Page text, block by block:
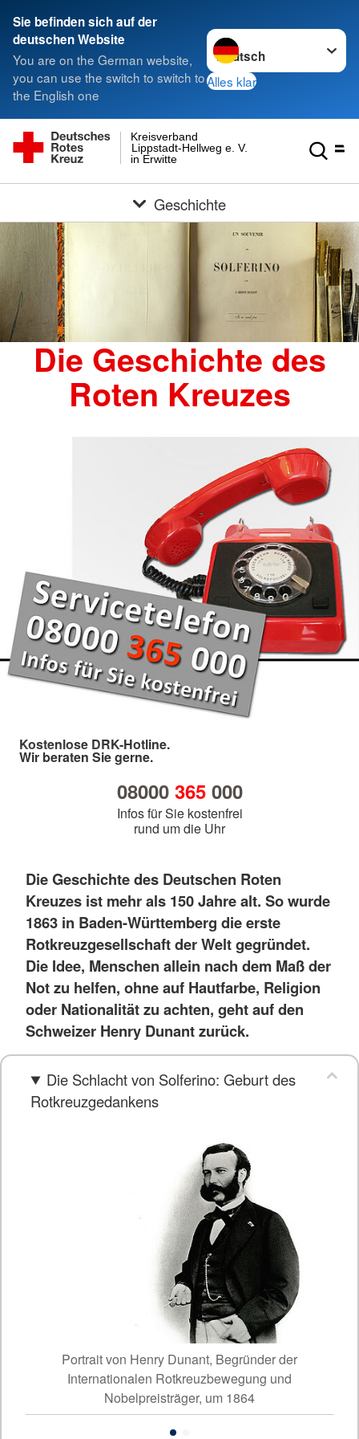
Sie befinden sich auf der
deutschen Website
You are on the German website,
you can use the switch to switch to
the English one
Sprache wechseln zu
Alles klar
in Erwitte
Lippstadt-Hellweg e. V.
Kreisverband
Geschichte
Die Geschichte des
Roten Kreuzes
Kostenlose DRK-Hotline.
Wir beraten Sie gerne.
08000 365000
Infos für Sie kostenfrei
rund um die Uhr
Die Geschichte des Deutschen Roten
Kreuzes ist mehr als 150 Jahre alt. So wurde
1863 in Baden-Württemberg die erste
Rotkreuzgesellschaft der Welt gegründet.
Die Idee, Menschen allein nach dem Maß der
Not zu helfen, ohne auf Hautfarbe, Religion
oder Nationalität zu achten, geht auf den
Schweizer Henry Dunant zurück.
Die Schlacht von Solferino: Geburt des
Rotkreuzgedankens
Portrait von Henry Dunant, Begründer der
Internationalen Rotkreuzbewegung und
Nobelpreisträger, um 1864